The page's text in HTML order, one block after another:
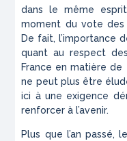
dans le même
moment du vote des
De fait, l’importance
quant au respect
France en matière
ne peut plus être
ici à une exigence
renforcer à l’avenir.
Plus que l’an passé,